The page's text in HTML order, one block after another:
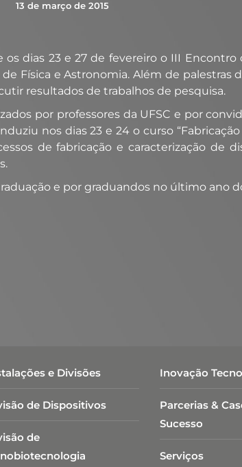
13 de março de 2015
dias 23 e 27 de fevereiro o III
Física e Astronomia. Além de palestras
resultados de trabalhos de pesquisa.
por professores da UFSC e por
nos dias 23 e 24 o curso
de fabricação e caracterização de
e por graduandos no último ano
e Divisões
de Dispositivos
de
Inovação
Parcerias &
Sucesso
Serviços